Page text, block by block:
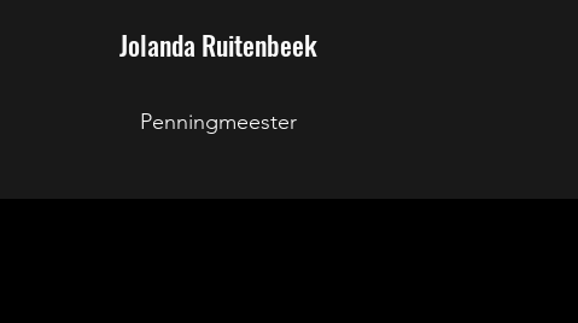
Jolanda Ruitenbeek
Penningmeester